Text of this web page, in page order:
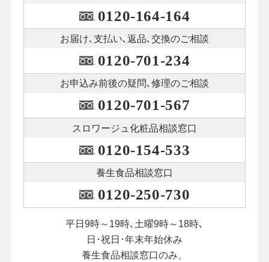
0120-164-164
お届け､支払い､ 返品､交換のご相談
0120-701-234
お申込み前後の疑問､修理のご相談
0120-701-567
スロワージュ化粧品相談窓口
0120-154-533
養生食品相談窓口
0120-250-730
平日9時～19時､土曜9時～18時､
日･祝日･年末年始休み
養生食品相談窓口のみ、